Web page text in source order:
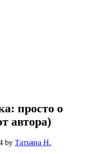
просто о
автора)
by Татьяна Н.